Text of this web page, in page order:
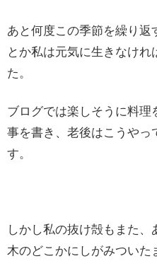
あと何度この季節を繰り返
とか私は元気に生きなけれ
た。
ブログでは楽しそうに料
事を書き、老後はこうやっ
す。
しかし私の抜け殻もまた
木のどこかにしがみついた